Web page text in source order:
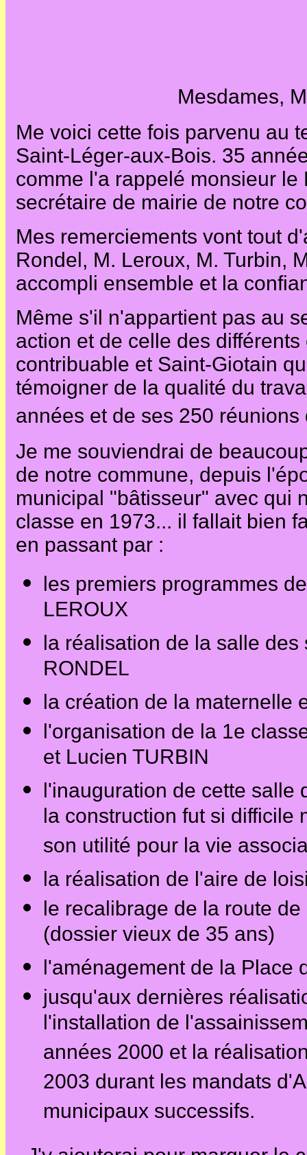
Mesdames,
Me voici cette fois parvenu au
Saint-Léger-aux-Bois. 35
comme l'a rappelé monsieur
secrétaire de mairie de notre
Mes remerciements vont tout
Rondel, M. Leroux, M. Turbin,
accompli ensemble et la
Même s'il n'appartient pas au
action et de celle des
contribuable et Saint-Giotain
témoigner de la qualité du
années et de ses 250
Je me souviendrai de
de notre commune, depuis
municipal "bâtisseur" avec qui
classe en 1973... il fallait bien
en passant par :
les premiers programmes
LEROUX
la réalisation de la salle
RONDEL
la création de la maternelle
l'organisation de la 1e
et Lucien TURBIN
l'inauguration de cette salle
la construction fut si difficile
son utilité pour la vie
la réalisation de l'aire de
le recalibrage de la route
(dossier vieux de 35 ans)
l'aménagement de la Place
jusqu'aux dernières
l'installation de
années 2000 et la
2003 durant les mandats
municipaux successifs.